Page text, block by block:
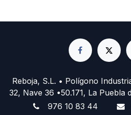
Reboja, S.L. • Polígono
32, Nave 36 •50.171, La Puebla
976 10 83 44